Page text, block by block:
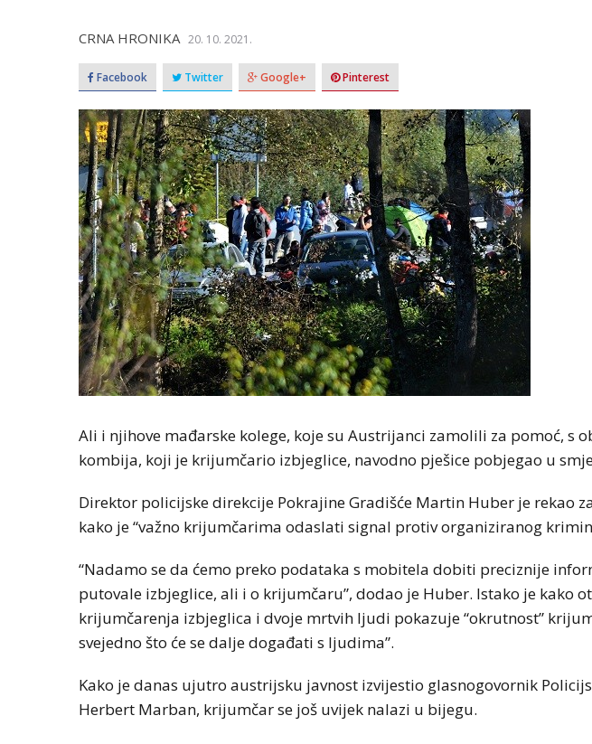
CRNA HRONIKA 20. 10. 2021.
Facebook Twitter Google+ Pinterest
Ali i njihove mađarske kolege, koje su Austrijanci zamolili za pomoć, s
kombija, koji je krijumčario izbjeglice, navodno pješice pobjegao u
Direktor policijske direkcije Pokrajine Gradišće Martin Huber je rekao
kako je “važno krijumčarima odaslati signal protiv organiziranog
“Nadamo se da ćemo preko podataka s mobitela dobiti preciznije
putovale izbjeglice, ali i o krijumčaru”, dodao je Huber. Istako je kako
krijumčarenja izbjeglica i dvoje mrtvih ljudi pokazuje “okrutnost”
svejedno što će se dalje događati s ljudima”.
Kako je danas ujutro austrijsku javnost izvijestio glasnogovornik
Herbert Marban, krijumčar se još uvijek nalazi u bijegu.